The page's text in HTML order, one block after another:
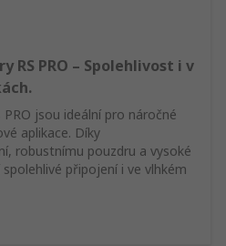
RS PRO – Spolehlivost i v
jsou ideální pro náročné
aplikace. Díky
robustnímu pouzdru a vysoké
připojení i ve vlhkém